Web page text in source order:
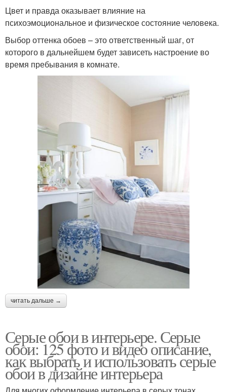
Цвет и правда оказывает влияние на
психоэмоциональное и физическое состояние человека.
Выбор оттенка обоев – это ответственный шаг, от
которого в дальнейшем будет зависеть настроение во
время пребывания в комнате.
читать дальше →
Серые обои в интерьере. Серые
обои: 125 фото и видео описание,
как выбрать и использовать серые
обои в дизайне интерьера